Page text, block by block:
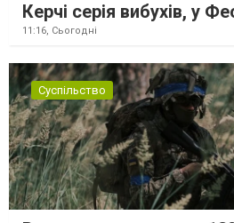
Керчі серія вибухів, у
11:16, Сьогодні
Суспільство